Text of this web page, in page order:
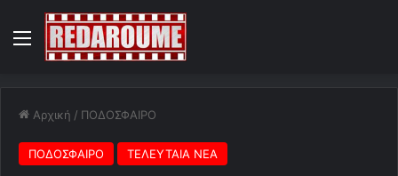
Menu
Αρχική / ΠΟΔΟΣΦΑΙΡΟ
ΠΟΔΟΣΦΑΙΡΟ ΤΕΛΕΥΤΑΙΑ ΝΕΑ